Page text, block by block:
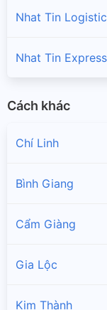
Nhat Tin
Nhat Tin
Cách khác
Chí Linh
Bình Giang
Cẩm Giàng
Gia Lộc
Kim Thành